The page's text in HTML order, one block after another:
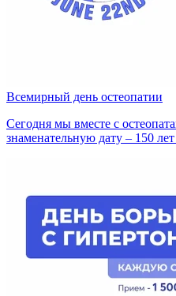
Всемирный день остеопатии
Сегодня мы вместе с
знаменательную дату – 150